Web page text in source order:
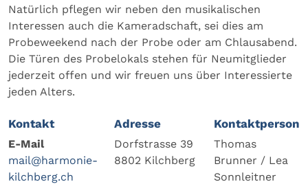
Natürlich pflegen wir neben den musikalischen
Interessen auch die Kameradschaft, sei dies am
Probeweekend nach der Probe oder am Chlausabend.
Die Türen des Probelokals stehen für Neumitglieder
jederzeit offen und wir freuen uns über Interessierte
jeden Alters.
Kontakt
E-Mail
mail@harmonie-
kilchberg.ch
Adresse
Dorfstrasse 39
8802 Kilchberg
Kontaktperson
Thomas
Brunner / Lea
Sonnleitner